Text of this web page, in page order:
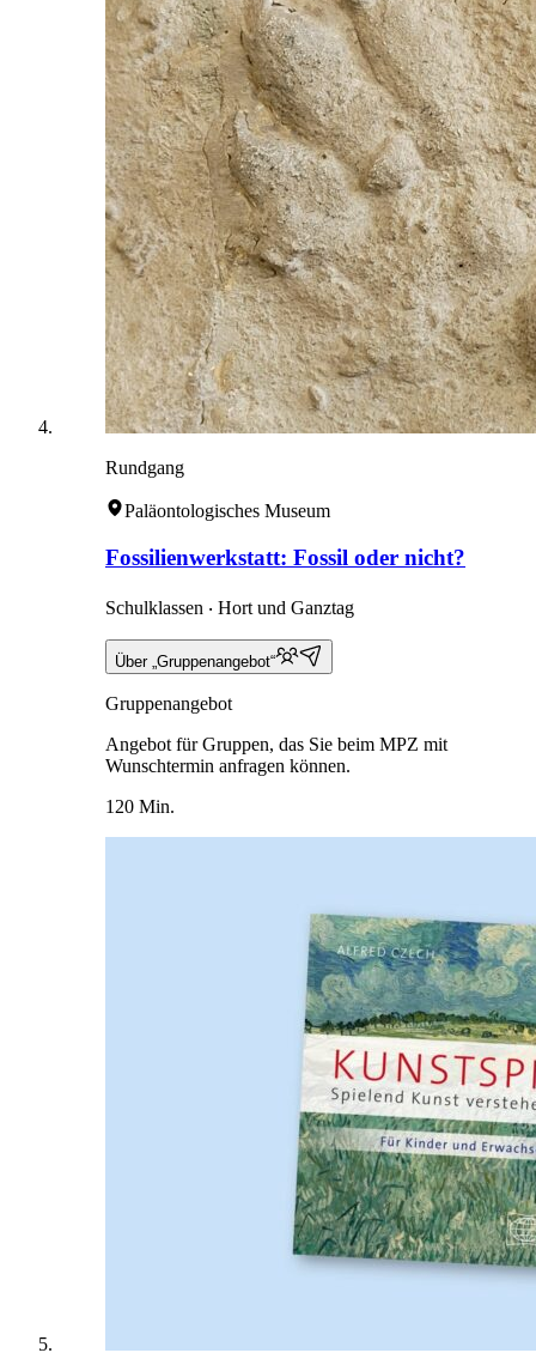
Rundgang
Paläontologisches Museum
Fossilienwerkstatt: Fossil oder nicht?
Schulklassen ‧ Hort und Ganztag
Über „Gruppenangebot“
Gruppenangebot
Angebot für Gruppen, das Sie beim MPZ mit
Wunschtermin anfragen können.
120 Min.